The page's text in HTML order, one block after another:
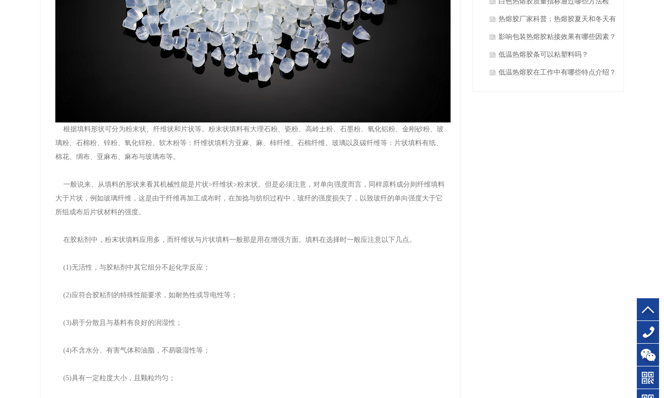
根据填料形状可分为粉末状、纤维状和片状等。粉末状填料有大理石粉、瓷粉、高岭土粉、石墨粉、氧化铝粉、金刚砂粉、玻
璃粉、石棉粉、锌粉、氧化锌粉、软木粉等：纤维状填料方亚麻、麻、柿纤维、石棉纤维、玻璃以及碳纤维等：片状填料有纸、
棉花、绸布、亚麻布、麻布与玻璃布等。
一般说来、从填料的形状来看其机械性能是片状>纤维状>粉末状。但是必须注意，对单向强度而言，同样原料成分则纤维填料
大于片状，例如玻璃纤维，这是由于纤维再加工成布时，在加捻与纺织过程中，玻纤的强度损失了，以致玻纤的单向强度大于它
所组成布后片状材料的强度。
在胶粘剂中，粉末状填料应用多，而纤维状与片状填料一般那是用在增强方面。填料在选择时一般应注意以下几点。
(1)无活性，与胶粘剂中其它组分不起化学反应；
(2)应符合胶粘剂的特殊性能要求，如耐热性或导电性等；
(3)易于分散且与基料有良好的润湿性；
(4)不含水分、有害气体和油脂，不易吸湿性等；
(5)具有一定粒度大小，且颗粒均匀；
验？
热熔胶厂家科普：热熔胶夏天和冬天有
什么区别？
影响包装热熔胶粘接效果有哪些因素？
低温热熔胶条可以粘塑料吗？
低温热熔胶在工作中有哪些特点介绍？
136-
0232-